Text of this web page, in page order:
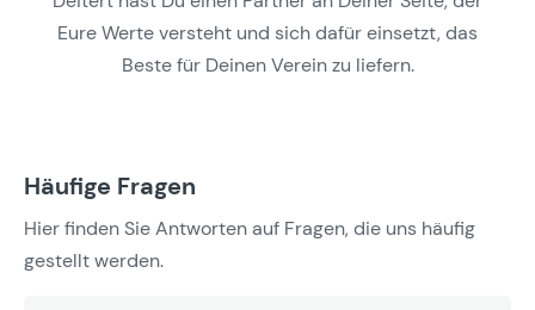
Eure Werte versteht und sich dafür einsetzt, das
Beste für Deinen Verein zu liefern.
Häufige Fragen
Hier finden Sie Antworten auf Fragen, die uns häufig
gestellt werden.